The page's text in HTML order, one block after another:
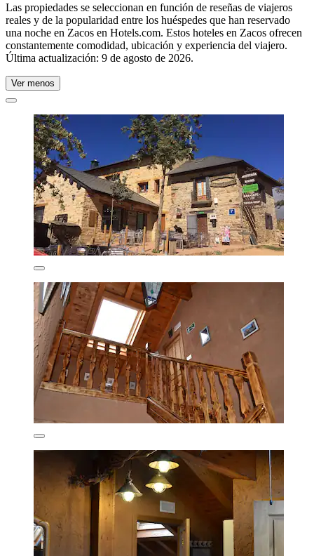
Las propiedades se seleccionan en función de reseñas de viajeros
reales y de la popularidad entre los huéspedes que han reservado
una noche en Zacos en Hotels.com. Estos hoteles en Zacos ofrecen
constantemente comodidad, ubicación y experiencia del viajero.
Última actualización: 9 de agosto de 2026.
Ver menos